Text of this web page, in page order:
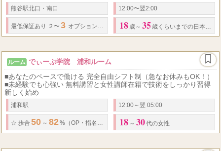
熊谷駅北口・南口 12:00〜翌2:00
最低保証あり ２〜 3 オプション全額バック 18 歳～ 35 歳くらいまでの日本人女性
ルーム でぃーぷ学院 浦和ルーム
■あなたのペースで働ける 完全自由シフト制（急なお休みもOK！）
■未経験でも心強い 無料講習と女性講師在籍で技術をしっかり習得
新しく始め
浦和駅 12:00～翌 05:00
☆ 歩合 50 ～ 82%（OP ・ 指名フルバック） ☆ 平均日給8
18 ～ 30代の女性